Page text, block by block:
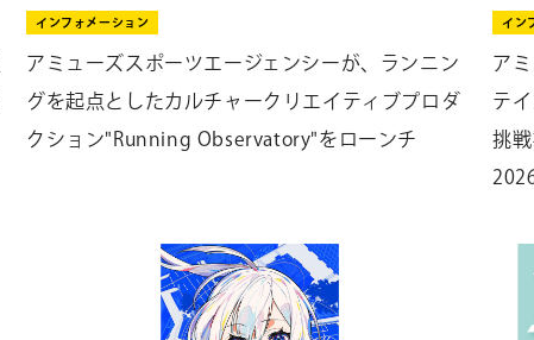
インフォメーション
アミューズスポーツエージェンシーが、ランニン
グを起点としたカルチャークリエイティブプロダ
クション"Running Observatory"をローンチ
イン
ア
テ
挑